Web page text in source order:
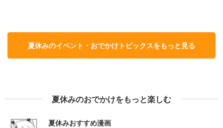
夏休みのイベント・おでかけトピックスをもっと見る
夏休みのおでかけをもっと楽しむ
夏休みおすすめ漫画